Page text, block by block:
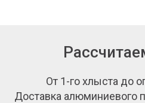
От 1-го хлыста до
Доставка алюминиевого